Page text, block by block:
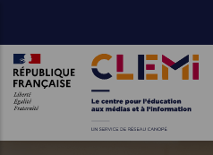
contenu
principal
Images Images